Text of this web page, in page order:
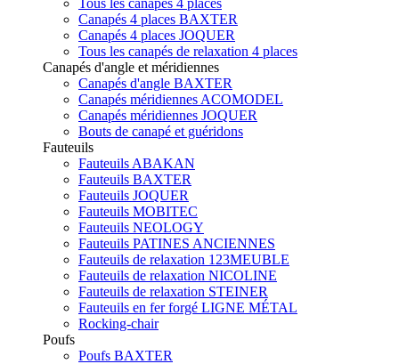
Tous les canapés 4 places
Canapés 4 places BAXTER
Canapés 4 places JOQUER
Tous les canapés de relaxation 4 places
Canapés d'angle et méridiennes
Canapés d'angle BAXTER
Canapés méridiennes ACOMODEL
Canapés méridiennes JOQUER
Bouts de canapé et guéridons
Fauteuils
Fauteuils ABAKAN
Fauteuils BAXTER
Fauteuils JOQUER
Fauteuils MOBITEC
Fauteuils NEOLOGY
Fauteuils PATINES ANCIENNES
Fauteuils de relaxation 123MEUBLE
Fauteuils de relaxation NICOLINE
Fauteuils de relaxation STEINER
Fauteuils en fer forgé LIGNE MÉTAL
Rocking-chair
Poufs
Poufs BAXTER